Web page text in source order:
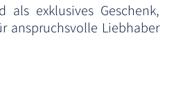
exklusives Geschenk,
anspruchsvolle Liebhaber